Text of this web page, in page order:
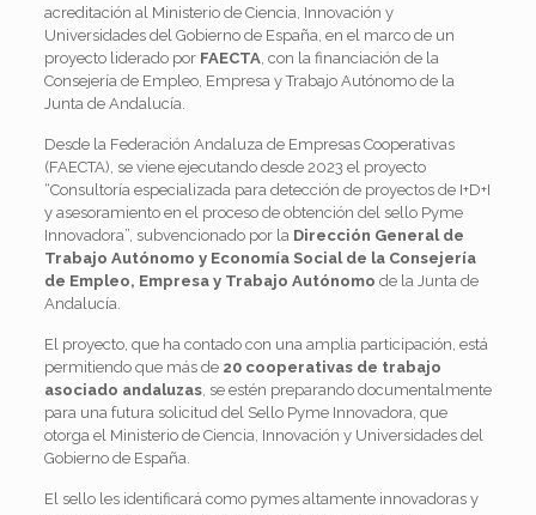
acreditación al Ministerio de Ciencia, Innovación y
Universidades del Gobierno de España, en el marco de un
proyecto liderado porFAECTA , con la financiación de la
Consejería de Empleo, Empresa y Trabajo Autónomo de la
Junta de Andalucía.
Desde la Federación Andaluza de Empresas Cooperativas
(FAECTA), se viene ejecutando desde 2023 el proyecto
“Consultoría especializada para detección de proyectos de I+D+I
y asesoramiento en el proceso de obtención del sello Pyme
Innovadora”, subvencionado por la Dirección General de
Trabajo Autónomo y Economía Social de la Consejería
de Empleo, Empresa y Trabajo Autónomo de la Junta de
Andalucía.
El proyecto, que ha contado con una amplia participación, está
permitiendo que más de20 cooperativas de trabajo
asociado andaluzas, se estén preparando documentalmente
para una futura solicitud del Sello Pyme Innovadora, que
otorga el Ministerio de Ciencia, Innovación y Universidades del
Gobierno de España.
El sello les identificará como pymes altamente innovadoras y